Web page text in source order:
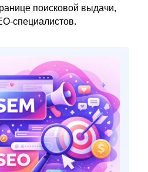
поисковой выдачи,
специалистов.